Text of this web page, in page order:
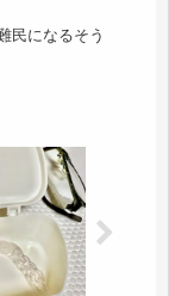
民になるそう